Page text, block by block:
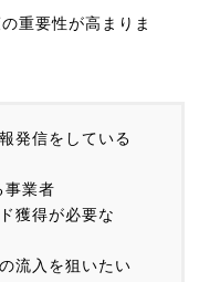
重要性が高まりま
発信をしている
事業者
獲得が必要な
流入を狙いたい